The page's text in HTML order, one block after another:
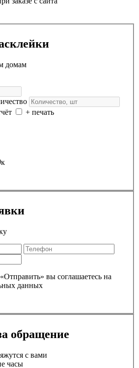
домам
+ печать
к
вы соглашаетесь на
данных
обращение
с вами
часы